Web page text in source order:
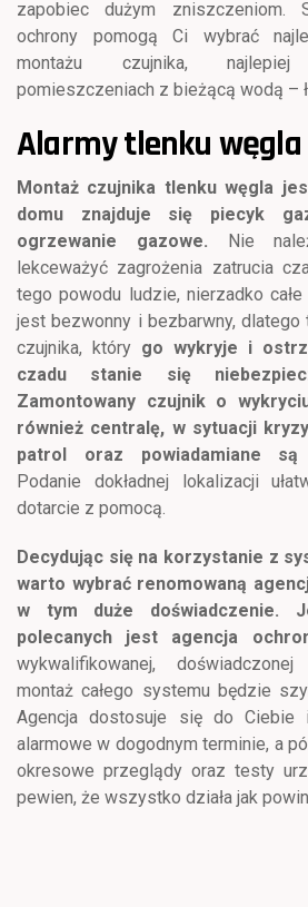
zapobiec dużym zniszczeniom.
ochrony pomogą Ci wybrać
montażu czujnika,
pomieszczeniach z bieżącą wodą –
Alarmy tlenku węgla
Montaż czujnika tlenku węgla
domu znajduje się piecyk
ogrzewanie gazowe. Nie
lekceważyć zagrożenia zatrucia
tego powodu ludzie, nierzadko
jest bezwonny i bezbarwny, dlatego
czujnika, który go wykryje i
czadu stanie się
Zamontowany czujnik o
również centralę, w sytuacji
patrol oraz powiadamiane są
Podanie dokładnej lokalizacji
dotarcie z pomocą.
Decydując się na korzystanie z
warto wybrać renomowaną
w tym duże doświadczenie.
polecanych jest agencja
wykwalifikowanej,
montaż całego systemu będzie
Agencja dostosuje się do Ciebie
alarmowe w dogodnym terminie, a
okresowe przeglądy oraz testy
pewien, że wszystko działa jak